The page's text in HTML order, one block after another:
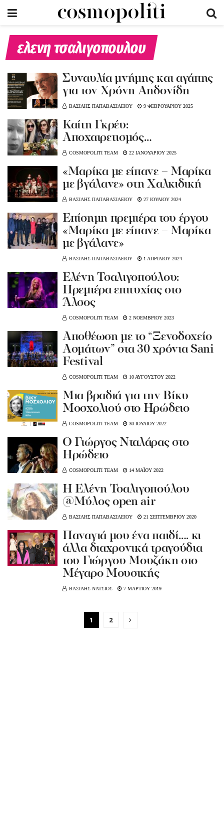
ελενη τσαλιγοπουλου
Συναυλία μνήμης και αγάπης
για τον Χρόνη Αηδονίδη
ΒΑΣΙΛΗΣ ΠΑΠΑΒΑΣΙΛΕΙΟΥ 9 ΦΕΒΡΟΥΑΡΙΟΥ 2025
Καίτη Γκρέυ:
Αποχαιρετισμός…
COSMOPOLITI TEAM 22 ΙΑΝΟΥΑΡΙΟΥ 2025
«Μαρίκα με είπανε – Μαρίκα
με βγάλανε» στη Χαλκιδική
ΒΑΣΙΛΗΣ ΠΑΠΑΒΑΣΙΛΕΙΟΥ 27 ΙΟΥΛΙΟΥ 2024
Επίσημη πρεμιέρα του έργου
«Μαρίκα με είπανε – Μαρίκα
με βγάλανε»
ΒΑΣΙΛΗΣ ΠΑΠΑΒΑΣΙΛΕΙΟΥ 1 ΑΠΡΙΛΙΟΥ 2024
Ελένη Τσαλιγοπούλου:
Πρεμιέρα επιτυχίας στο
Άλσος
COSMOPOLITI TEAM 2 ΝΟΕΜΒΡΙΟΥ 2023
Αποθέωση με το “Ξενοδοχείο
Ασμάτων” στα 30 χρόνια Sani
Festival
COSMOPOLITI TEAM 10 ΑΥΓΟΥΣΤΟΥ 2022
Μια βραδιά για την Βίκυ
Μοσχολιού στο Ηρώδειο
COSMOPOLITI TEAM 30 ΙΟΥΛΙΟΥ 2022
Ο Γιώργος Νταλάρας στο
Ηρώδειο
COSMOPOLITI TEAM 14 ΜΑΪΟΥ 2022
H Ελένη Τσαλιγοπούλου
@Μύλος open air
ΒΑΣΙΛΗΣ ΠΑΠΑΒΑΣΙΛΕΙΟΥ 21 ΣΕΠΤΕΜΒΡΙΟΥ 2020
Παναγιά μου ένα παιδί…. κι
άλλα διαχρονικά τραγούδια
του Γιώργου Μουζάκη στο
Μέγαρο Μουσικής
ΒΑΣΙΛΗΣ ΝΑΤΣΙΟΣ 7 ΜΑΡΤΙΟΥ 2019
1 2